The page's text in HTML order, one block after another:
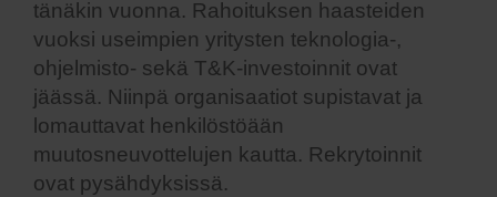
tänäkin vuonna. Rahoituksen haasteiden
vuoksi useimpien yritysten teknologia-,
ohjelmisto- sekä T&K-investoinnit ovat
jäässä. Niinpä organisaatiot supistavat ja
lomauttavat henkilöstöään
muutosneuvottelujen kautta. Rekrytoinnit
ovat pysähdyksissä.